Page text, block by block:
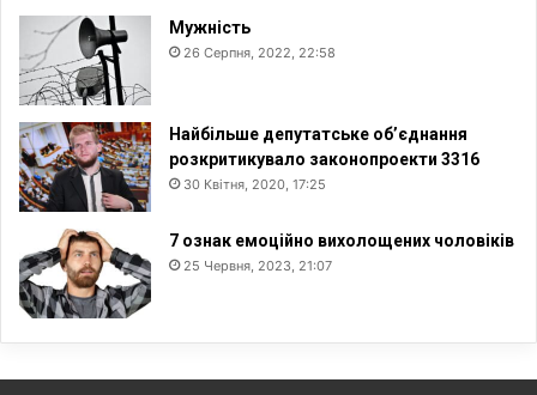
Мужність
26 Серпня, 2022, 22:58
Найбільше депутатське об’єднання
розкритикувало законопроекти 3316
30 Квітня, 2020, 17:25
7 ознак емоційно вихолощених чоловіків
25 Червня, 2023, 21:07